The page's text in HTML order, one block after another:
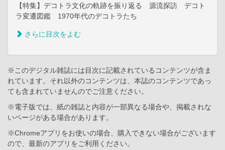
【特集】デコトラ文化の軌跡を振り返る 源流探訪 デコト
ラ変遷図鑑 1970年代のデコトラたち
さらに目次をよむ
※このデジタル雑誌には目次に記載されているコンテンツが含ま
れています。それ以外のコンテンツは、本誌のコンテンツであっ
ても含まれていませんのでご注意ください。
※電子版では、紙の雑誌と内容が一部異なる場合や、掲載されな
いページがある場合があります。
※Chromeアプリをお使いの場合、購入できない場合がございます
ので、最新のアプリをご利用ください。